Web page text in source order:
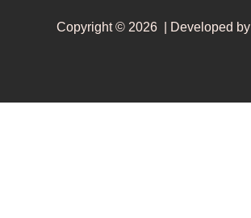
Copyright © 2026 | Developed by